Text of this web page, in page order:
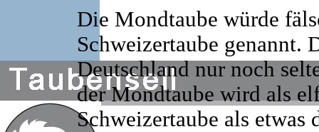
Die Mondtaube würde
Schweizertaube genannt.
Deutschland nur noch
der Mondtaube wird als
Schweizertaube als etwas